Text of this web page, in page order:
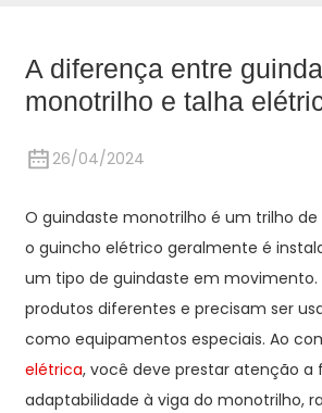
A diferença entre
monotrilho e talha
26/04/2024
O guindaste monotrilho é um trilho de
o guincho elétrico geralmente é
um tipo de guindaste em movimento.
produtos diferentes e precisam ser
como equipamentos especiais. Ao
elétrica, você deve prestar atenção a
adaptabilidade à viga do monotrilho,